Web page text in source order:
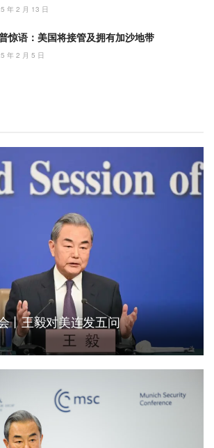
年 2 月 13 日
惊语：美国将接管及拥有加沙地带
年 2 月 5 日
丨王毅对美连发五问